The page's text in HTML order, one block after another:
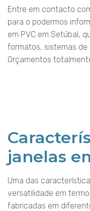
Entre em contacto
para o podermos
em PVC em Setúbal,
formatos, sistemas
Orçamentos
janelas
Uma das
versatilidade em
fabricadas em